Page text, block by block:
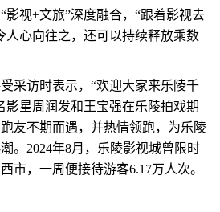
视+文旅”深度融合，“跟着影视去
人心向往之，还可以持续释放乘数
访时表示，“欢迎大家来乐陵千
影星周润发和王宝强在乐陵拍戏期
友不期而遇，并热情领跑，为乐陵
。2024年8月，乐陵影视城曾限时
市，一周便接待游客6.17万人次。